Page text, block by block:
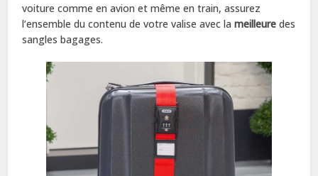
voiture comme en avion et même en train, assurez
l’ensemble du contenu de votre valise avec lameilleure des
sangles bagages.